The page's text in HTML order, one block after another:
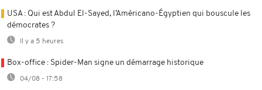
USA : Qui est Abdul El-Sayed, l’Américano-Égyptien qui bouscule les
démocrates ?
Il y a 5 heures
Box-office : Spider-Man signe un démarrage historique
04/08 - 17:58